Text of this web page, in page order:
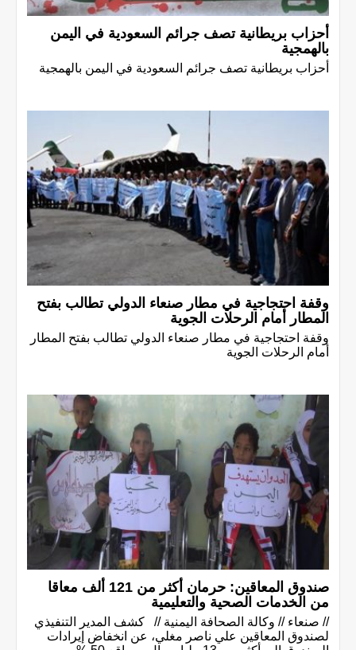
أحزاب بريطانية تصف جرائم السعودية في اليمن
بالهمجية
أحزاب بريطانية تصف جرائم السعودية في اليمن بالهمجية
وقفة احتجاجية في مطار صنعاء الدولي تطالب بفتح
المطار أمام الرحلات الجوية
وقفة احتجاجية في مطار صنعاء الدولي تطالب بفتح المطار
أمام الرحلات الجوية
صندوق المعاقين: حرمان أكثر من 121 ألف معاقا
من الخدمات الصحية والتعليمية
// صنعاء // وكالة الصحافة اليمنية // كشف المدير التنفيذي
لصندوق المعاقين علي ناصر مغلي، عن انخفاض إيرادات